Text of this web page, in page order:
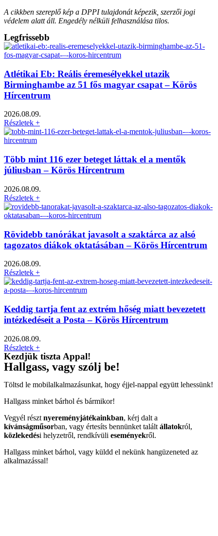
A cikkben szereplő kép a DPPI tulajdonát képezik, szerzői jogi
védelem alatt áll. Engedély nélküli felhasználása tilos.
Legfrissebb
Atlétikai Eb: Reális éremesélyekkel utazik
Birminghambe az 51 fős magyar csapat – Körös
Hírcentrum
2026.08.09.
Részletek +
Több mint 116 ezer beteget láttak el a mentők
júliusban – Körös Hírcentrum
2026.08.09.
Részletek +
Rövidebb tanórákat javasolt a szaktárca az alsó
tagozatos diákok oktatásában – Körös Hírcentrum
2026.08.09.
Részletek +
Keddig tartja fent az extrém hőség miatt bevezetett
intézkedéseit a Posta – Körös Hírcentrum
2026.08.09.
Részletek +
Kezdjük tiszta Appal!
Hallgass, vagy szólj be!
Töltsd le mobilalkalmazásunkat, hogy éjjel-nappal együtt lehessünk!
Hallgass minket bárhol és bármikor!
Vegyél részt nyereményjátékainkban, kérj dalt a
kívánságműsorban, vagy értesíts bennünket talált állatokról,
közlekedési helyzetről, rendkívüli eseményekről.
Hallgass minket bárhol, vagy küldd el nekünk hangüzeneted az
alkalmazással!